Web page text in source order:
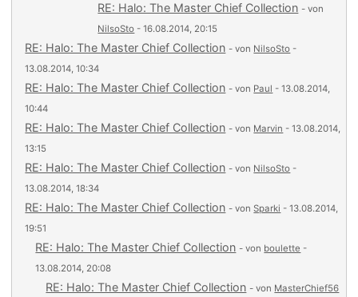
RE: Halo: The Master Chief Collection - von
NilsoSto - 16.08.2014, 20:15
RE: Halo: The Master Chief Collection - von NilsoSto -
13.08.2014, 10:34
RE: Halo: The Master Chief Collection - von Paul - 13.08.2014,
10:44
RE: Halo: The Master Chief Collection - von Marvin - 13.08.2014,
13:15
RE: Halo: The Master Chief Collection - von NilsoSto -
13.08.2014, 18:34
RE: Halo: The Master Chief Collection - vonSparki - 13.08.2014,
19:51
RE: Halo: The Master Chief Collection - von boulette -
13.08.2014, 20:08
RE: Halo: The Master Chief Collection - von MasterChief56